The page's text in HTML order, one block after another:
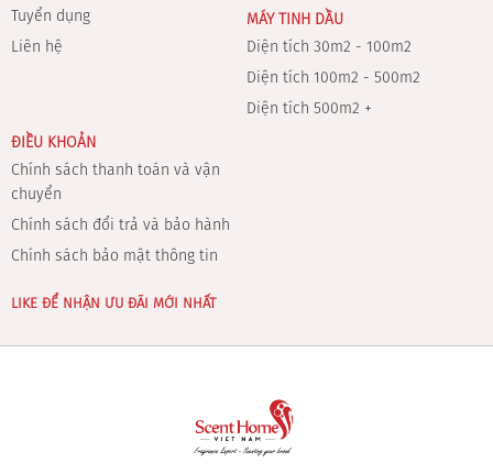
Tuyển dụng
Liên hệ
MÁY TINH DẦU
Diện tích 30m2 - 100m2
Diện tích 100m2 - 500m2
Diện tích 500m2 +
ĐIỀU KHOẢN
Chính sách thanh toán và vận
chuyển
Chính sách đổi trả và bảo hành
Chính sách bảo mật thông tin
LIKE ĐỂ NHẬN ƯU ĐÃI MỚI NHẤT